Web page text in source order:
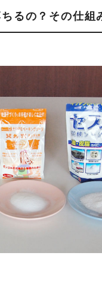
るの？その仕組